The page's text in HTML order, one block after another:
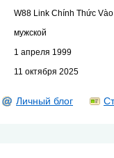
W88 Link Chính Thức
мужской
1 апреля 1999
11 октября 2025
Личный блог